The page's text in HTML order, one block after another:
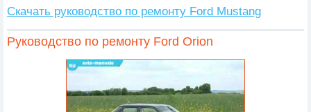
Скачать руководство по ремонту Ford Mustang
Руководство по ремонту Ford Orion